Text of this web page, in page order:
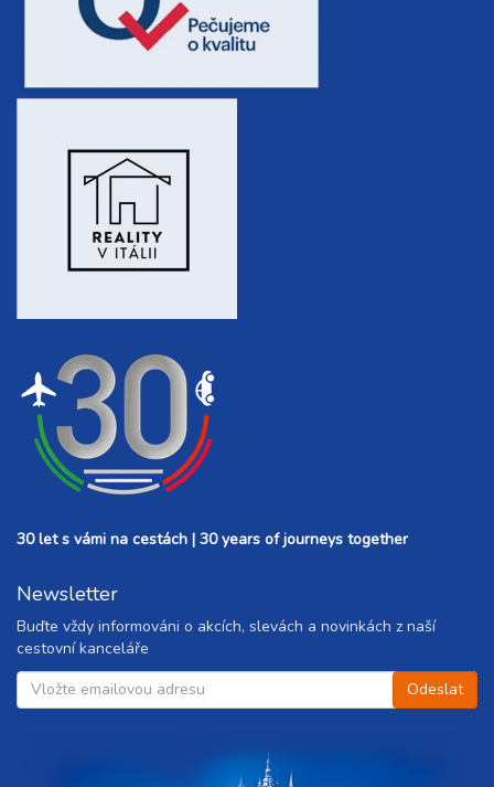
30 let s vámi na cestách | 30 years of journeys together
Newsletter
Buďte vždy informováni o akcích, slevách a novinkách z naší
cestovní kanceláře